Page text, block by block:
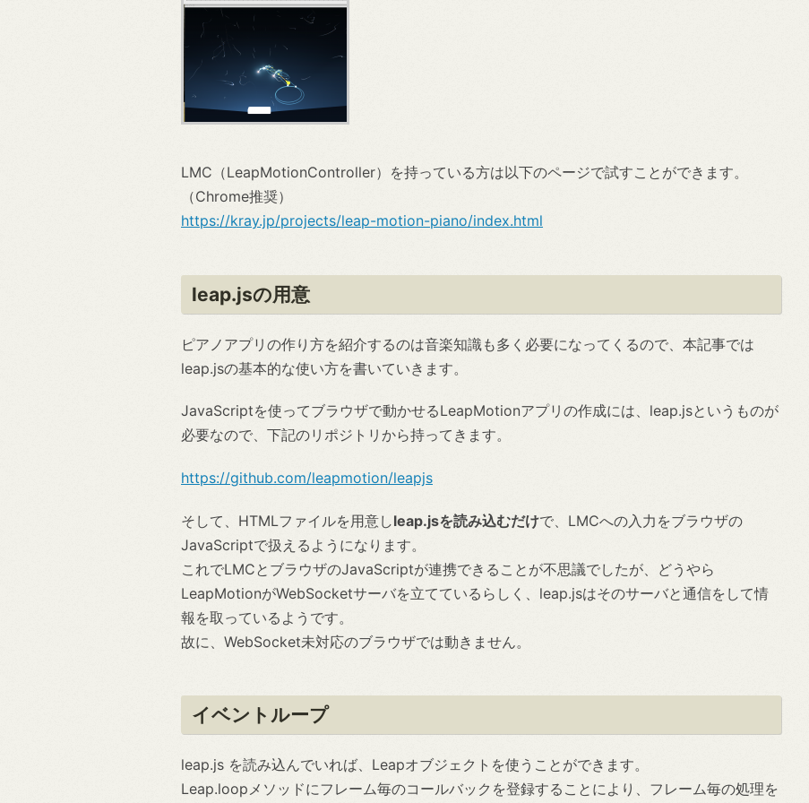
LMC（LeapMotionController）を持っている方は以下のページで試すことができます。
（Chrome推奨）
https://kray.jp/projects/leap-motion-piano/index.html
leap.jsの用意
ピアノアプリの作り方を紹介するのは音楽知識も多く必要になってくるので、本記事では
leap.jsの基本的な使い方を書いていきます。
JavaScriptを使ってブラウザで動かせるLeapMotionアプリの作成には、leap.jsというものが
必要なので、下記のリポジトリから持ってきます。
https://github.com/leapmotion/leapjs
そして、HTMLファイルを用意しleap.jsを読み込むだけで、LMCへの入力をブラウザの
JavaScriptで扱えるようになります。
これでLMCとブラウザのJavaScriptが連携できることが不思議でしたが、どうやら
LeapMotionがWebSocketサーバを立てているらしく、leap.jsはそのサーバと通信をして情
報を取っているようです。
故に、WebSocket未対応のブラウザでは動きません。
イベントループ
leap.js を読み込んでいれば、Leapオブジェクトを使うことができます。
Leap.loopメソッドにフレーム毎のコールバックを登録することにより、フレーム毎の処理を